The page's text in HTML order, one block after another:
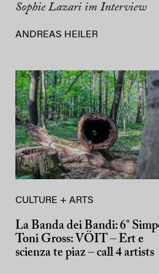
Sophie Lazari im Interview
ANDREAS HEILER
CULTURE + ARTS
La Banda dei Bandi: 6°
Toni Gross: VÖIT – Ert e
scienza te piaz – call 4 artists